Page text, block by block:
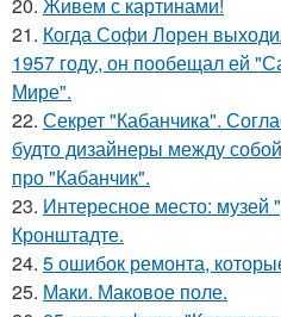
20. Живем с картинами!
21. Когда Софи Лорен
1957 году, он пообещал ей
Мире".
22. Секрет "Кабанчика".
будто дизайнеры между
про "Кабанчик".
23. Интересное место:
Кронштадте.
24. 5 ошибок ремонта,
25. Маки. Маковое поле.